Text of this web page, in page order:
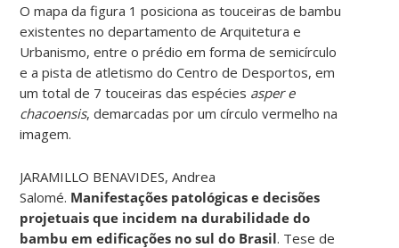
O mapa da figura 1 posiciona as touceiras de bambu
existentes no departamento de Arquitetura e
Urbanismo, entre o prédio em forma de semicírculo
e a pista de atletismo do Centro de Desportos, em
um total de 7 touceiras das espécies asper e
chacoensis, demarcadas por um círculo vermelho na
imagem.
JARAMILLO BENAVIDES, Andrea
Salomé. Manifestações patológicas e decisões
projetuais que incidem na durabilidade do
bambu em edificações no sul do Brasil. Tese de